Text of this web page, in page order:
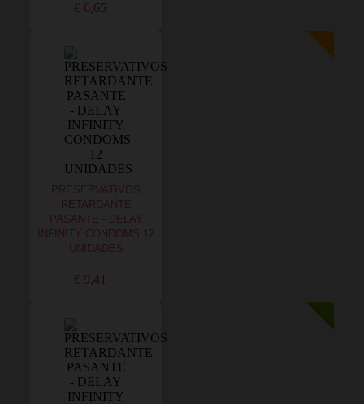
€ 6,65
PRESERVATIVOS
RETARDANTE
PASANTE - DELAY
INFINITY CONDOMS 12
UNIDADES
€ 9,41